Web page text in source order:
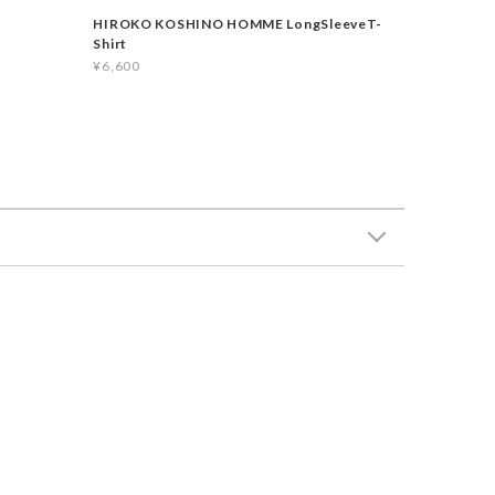
HIROKO KOSHINO HOMME LongSleeveT-
Shirt
¥6,600